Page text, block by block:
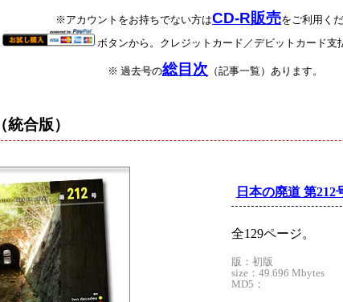
※アカウントをお持ちでない方はCD-R販売をご利用くだ
ボタンから。クレジットカード／デビットカード支
※ 過去号の総目次 （記事一覧）あります。
（統合版）
日本の廃道 第212
全129ページ。
版：初版
size：49.696 Mbytes
MD5：